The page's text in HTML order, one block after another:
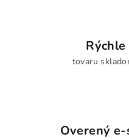
tovaru
Overený